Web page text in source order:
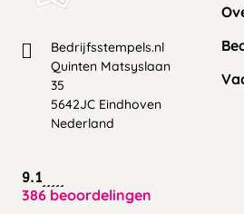
Bedrijfsstempels.nl
Quinten Matsyslaan
35
5642JC Eindhoven
Nederland
9.1
386 beoordelingen